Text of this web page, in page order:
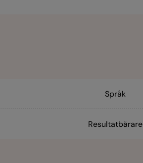
Språk
Resultatbärare